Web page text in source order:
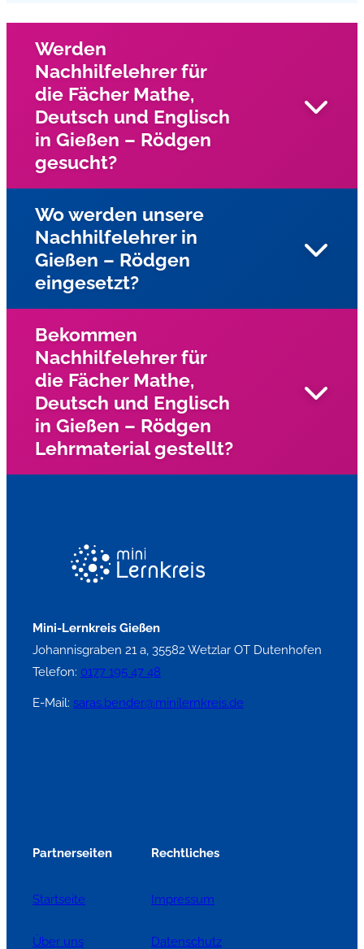
Werden
Nachhilfelehrer für
die Fächer Mathe,
Deutsch und Englisch
in Gießen – Rödgen
gesucht?
Wir suchen in Gießen – Rödgen und Umgebung und
Umgebung nach engagierten Nachhilfelehrern für die
Fächer Mathe, Deutsch, und Englisch?
Wo werden unsere
Nachhilfelehrer in
Gießen – Rödgen
eingesetzt?
Unsere Nachhilfelehrer fahren zu den Schülern nach
Hause und geben Einzelnachhilfe.
Bekommen
Nachhilfelehrer für
die Fächer Mathe,
Deutsch und Englisch
in Gießen – Rödgen
Lehrmaterial gestellt?
Arbeitsblätter und Materialien für LRS und Dyskalkulie.
Mini-Lernkreis Gießen
Johannisgraben 21 a, 35582 Wetzlar OT Dutenhofen
Telefon: 0177 195 47 48
E-Mail: saras.bender@minilernkreis.de
Partnerseiten
Startseite
Über uns
Rechtliches
Impressum
Datenschutz